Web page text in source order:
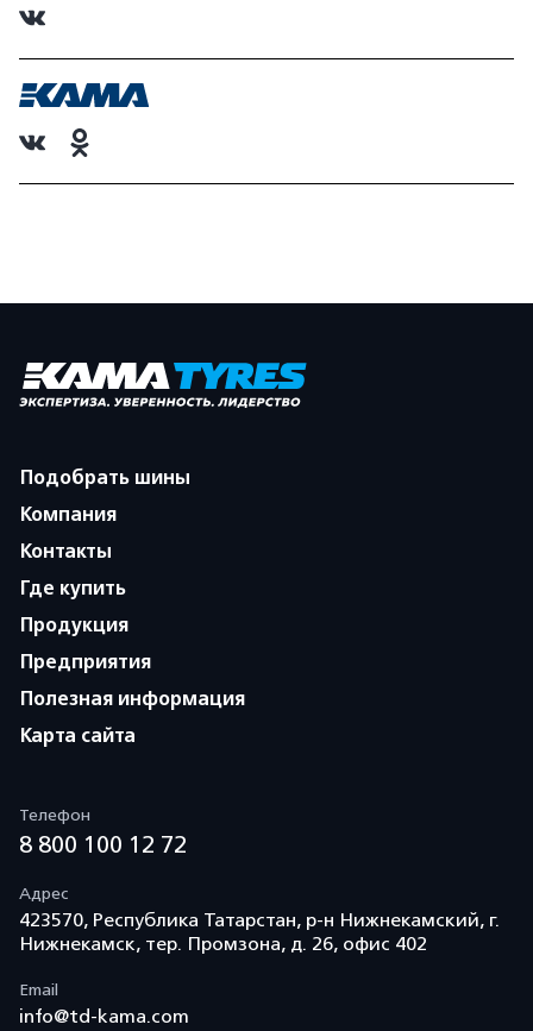
Подобрать шины
Компания
Контакты
Где купить
Продукция
Предприятия
Полезная информация
Карта сайта
Телефон
8 800 100 12 72
Адрес
423570, Республика Татарстан, р-н Нижнекамский, г.
Нижнекамск, тер. Промзона, д. 26, офис 402
Email
info@td-kama.com